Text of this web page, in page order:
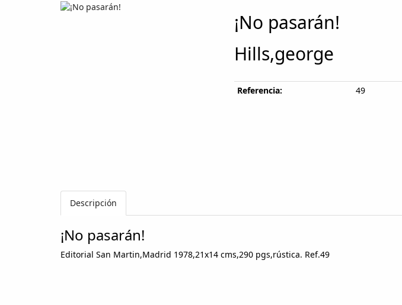
¡No pasarán!
Hills,george
Referencia: 49
Descripción
¡No pasarán!
Editorial San Martin,Madrid 1978,21x14 cms,290 pgs,rústica. Ref.49